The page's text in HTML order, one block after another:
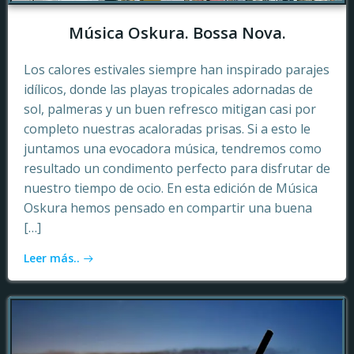
Música Oskura. Bossa Nova.
Los calores estivales siempre han inspirado parajes
idílicos, donde las playas tropicales adornadas de
sol, palmeras y un buen refresco mitigan casi por
completo nuestras acaloradas prisas. Si a esto le
juntamos una evocadora música, tendremos como
resultado un condimento perfecto para disfrutar de
nuestro tiempo de ocio. En esta edición de Música
Oskura hemos pensado en compartir una buena
[…]
Leer más..